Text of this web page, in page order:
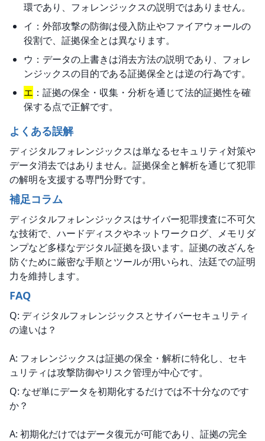
環であり、フォレンジックスの説明ではありません。
イ：外部攻撃の防御は侵入防止やファイアウォールの
役割で、証拠保全とは異なります。
ウ：データの上書きは消去方法の説明であり、フォレ
ンジックスの目的である証拠保全とは逆の行為です。
エ ：証拠の保全・収集・分析を通じて法的証拠性を確
保する点で正解です。
よくある誤解
ディジタルフォレンジックスは単なるセキュリティ対策や
データ消去ではありません。証拠保全と解析を通じて犯罪
の解明を支援する専門分野です。
補足コラム
ディジタルフォレンジックスはサイバー犯罪捜査に不可欠
な技術で、ハードディスクやネットワークログ、メモリダ
ンプなど多様なデジタル証拠を扱います。証拠の改ざんを
防ぐために厳密な手順とツールが用いられ、法廷での証明
力を維持します。
FAQ
Q: ディジタルフォレンジックスとサイバーセキュリティ
の違いは？
A: フォレンジックスは証拠の保全・解析に特化し、セキ
ュリティは攻撃防御やリスク管理が中心です。
Q: なぜ単にデータを初期化するだけでは不十分なのです
か？
A: 初期化だけではデータ復元が可能であり、証拠の完全